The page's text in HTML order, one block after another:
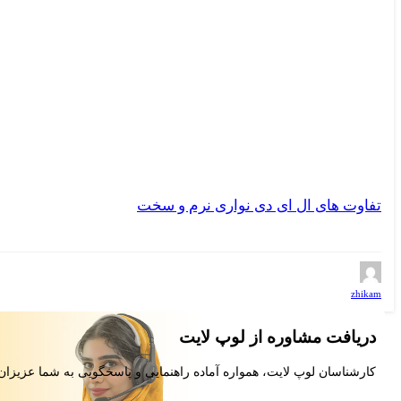
تفاوت های ال ای دی نواری نرم و سخت
zhikam
دریافت مشاوره از لوپ لایت
کارشناسان لوپ لایت، همواره آماده راهنمایی و پاسخگویی به شما